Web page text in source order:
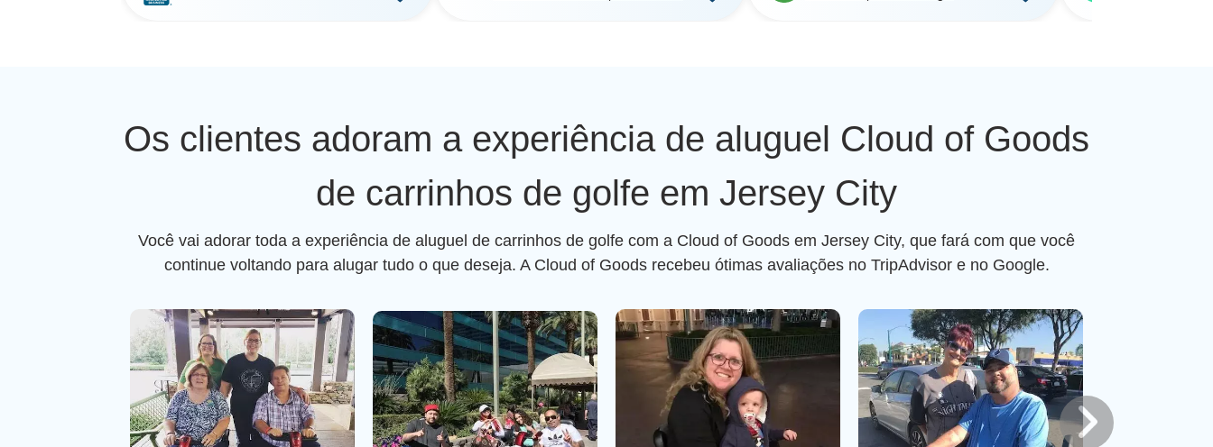
Os clientes adoram a experiência de aluguel Cloud of Goods
de carrinhos de golfe em Jersey City
Você vai adorar toda a experiência de aluguel de carrinhos de golfe com a Cloud of Goods em Jersey City, que fará com que você
continue voltando para alugar tudo o que deseja. A Cloud of Goods recebeu ótimas avaliações no TripAdvisor e no Google.